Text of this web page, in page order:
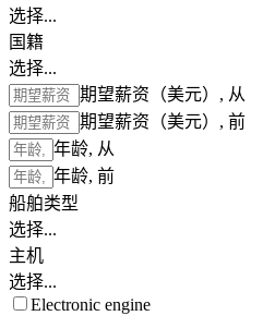
选择...
国籍
选择...
期望薪资（美元）, 从
期望薪资（美元）, 前
年龄, 从
年龄, 前
船舶类型
选择...
主机
选择...
Electronic engine